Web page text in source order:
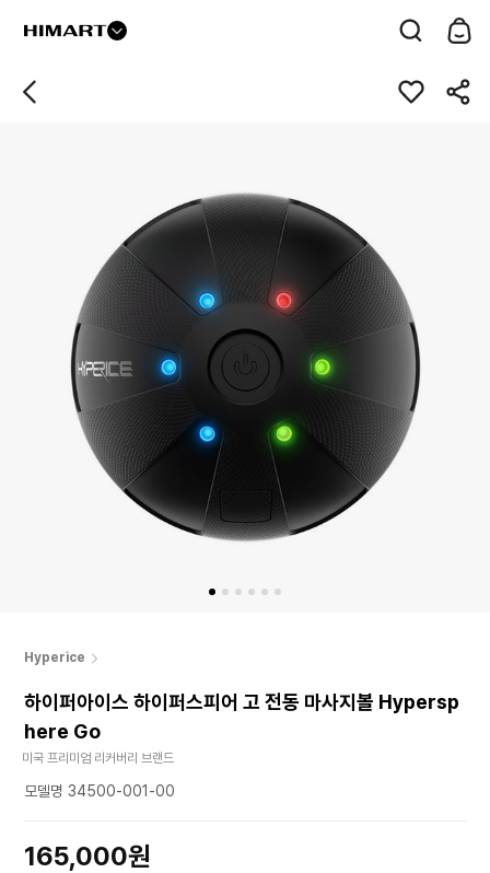
Hyperice
하이퍼아이스 하이퍼스피어 고 전동 마사지볼 Hypersp
here Go
미국 프리미엄 리커버리 브랜드
모델명 34500-001-00
165,000원